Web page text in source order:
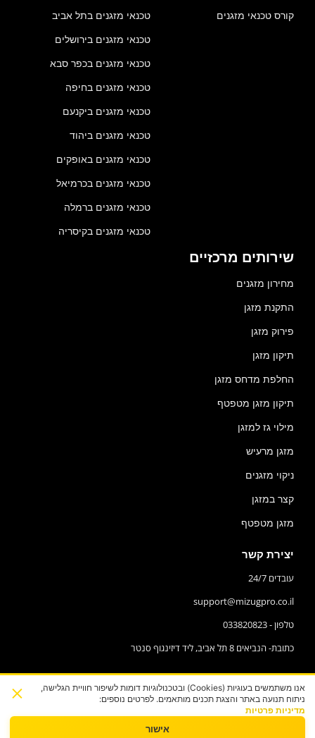
קורס טכנאי מזגנים
טכנאי מזגנים בתל אביב
טכנאי מזגנים בירושלים
טכנאי מזגנים בכפר סבא
טכנאי מזגנים בחיפה
טכנאי מזגנים ביקנעם
טכנאי מזגנים ביהוד
טכנאי מזגנים באופקים
טכנאי מזגנים בכרמיאל
טכנאי מזגנים ברמלה
טכנאי מזגנים בקיסריה
שירותים מרכזיים
מחירון מזגנים
התקנת מזגן
פירוק מזגן
תיקון מזגן
החלפת מדחס מזגן
תיקון מזגן מטפטף
מילוי גז למזגן
מזגן מרעיש
ניקוי מזגנים
קצר במזגן
מזגן מטפטף
יצירת קשר
עובדים 24/7
support@mizugpro.co.il
טלפון - 033820823
כתובת- הנביאים 8 תל אביב, ליד דיזינגוף סנטר
×
אנו משתמשים בעוגיות (Cookies) ובטכנולוגיות דומות לשיפור חוויית הגלישה,
ניתוח תנועה באתר והצגת תכנים מותאמים. לפרטים נוספים:
מדיניות פרטיות
אישור